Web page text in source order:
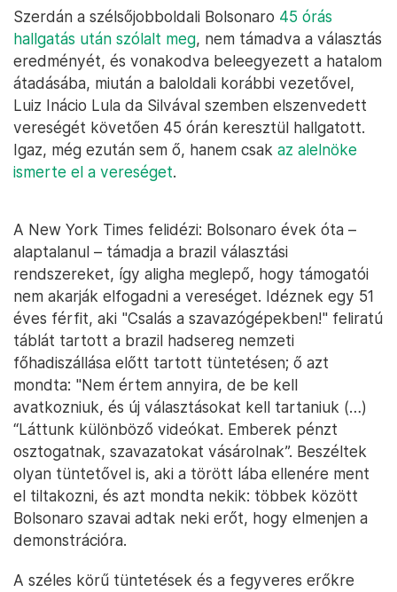
Szerdán a szélsőjobboldali Bolsonaro 45 órás
hallgatás után szólalt meg, nem támadva a választás
eredményét, és vonakodva beleegyezett a hatalom
átadásába, miután a baloldali korábbi vezetővel,
Luiz Inácio Lula da Silvával szemben elszenvedett
vereségét követően 45 órán keresztül hallgatott.
Igaz, még ezután sem ő, hanem csak az alelnöke
ismerte el a vereséget.
A New York Times felidézi: Bolsonaro évek óta –
alaptalanul – támadja a brazil választási
rendszereket, így aligha meglepő, hogy támogatói
nem akarják elfogadni a vereséget. Idéznek egy 51
éves férfit, aki "Csalás a szavazógépekben!" feliratú
táblát tartott a brazil hadsereg nemzeti
főhadiszállása előtt tartott tüntetésen; ő azt
mondta: "Nem értem annyira, de be kell
avatkozniuk, és új választásokat kell tartaniuk (…)
“Láttunk különböző videókat. Emberek pénzt
osztogatnak, szavazatokat vásárolnak”. Beszéltek
olyan tüntetővel is, aki a törött lába ellenére ment
el tiltakozni, és azt mondta nekik: többek között
Bolsonaro szavai adtak neki erőt, hogy elmenjen a
demonstrációra.
A széles körű tüntetések és a fegyveres erőkre